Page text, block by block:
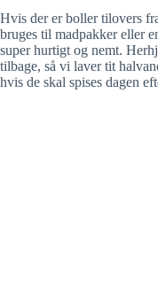
Hvis der er boller tilovers
bruges til madpakker eller
super hurtigt og nemt.
tilbage, så vi laver tit
hvis de skal spises dagen